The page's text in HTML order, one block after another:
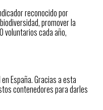
reconocido por
promover la
voluntarios cada año,
España. Gracias a esta
contenedores para darles